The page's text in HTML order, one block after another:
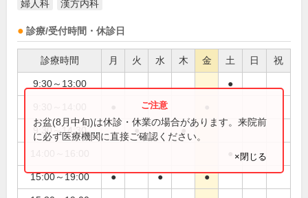
婦人科 漢方内科
診療/受付時間・休診日
診療時間 月 火 水 木 金 土 日 祝
9:30～13:00 ●
●
9:30～14:30 ● ●
15:00～19:00 ● ● ●
お盆(8月中旬)は休診・休業の場合があります。来院前
に必ず医療機関に直接ご確認ください。
×閉じる